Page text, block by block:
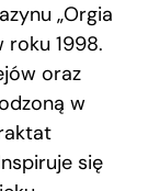
„Orgia
roku 1998.
oraz
w
się